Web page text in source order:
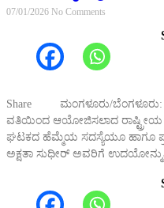
07/01/2026 No Comments
Share ಮಂಗಳೂರು/
ವತಿಯಿಂದ ಆಯೋಜಿಸಲಾದ ರಾಷ್ಟ್ರೀಯ
ಘಟಕದ ಹೆಮ್ಮೆಯ ಸದಸ್ಯೆಯೂ ಹಾಗೂ
ಅಕ್ಷತಾ ಸುಧೀರ್ ಅವರಿಗೆ